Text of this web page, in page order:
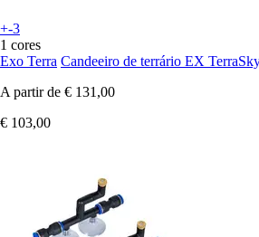
+-3
1 cores
Exo Terra Candeeiro de terrário EX
A partir de € 131,00
€ 103,00